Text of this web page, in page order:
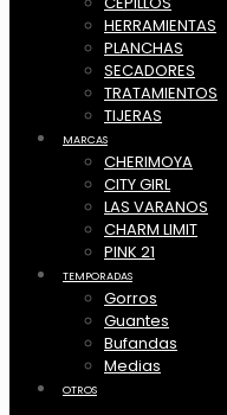
HERRAMIENTAS
PLANCHAS
SECADORES
TRATAMIENTOS
TIJERAS
MARCAS
CHERIMOYA
CITY GIRL
LAS VARANOS
CHARM LIMIT
PINK 21
TEMPORADAS
Gorros
Guantes
Bufandas
Medias
OTROS